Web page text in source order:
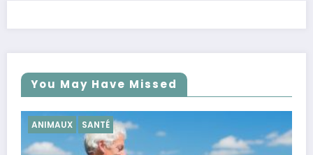
You May Have Missed
SANTÉ